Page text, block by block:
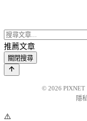
推薦文章
關閉搜尋
© 2026 PIXNET
隱
⚠️